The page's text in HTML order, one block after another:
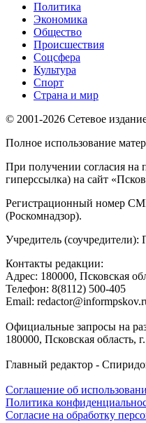
Политика
Экономика
Общество
Происшествия
Соцсфера
Культура
Спорт
Страна и мир
© 2001-2026 Сетевое
Полное использование
При получении согласия на
гиперссылка) на сайт
Регистрационный номер
(Роскомнадзор).
Учредитель
Контакты редакции:
Адреc: 180000, Псковская
Телефон: 8(8112) 500-405
Email:
Официальные запросы на
180000, Псковская область,
Главный редактор -
Соглашение об
Политика
Согласие на обработку